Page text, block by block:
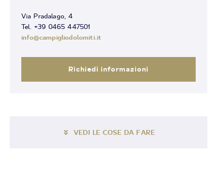
Via Pradalago, 4
Tel. +39 0465 447501
info@campigliodolomiti.it
Richiedi informazioni
VEDI LE COSE DA FARE